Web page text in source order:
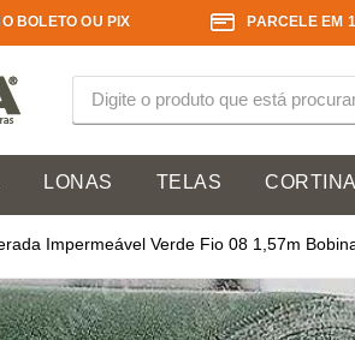
BOLETO OU PIX PARCELE EM
LONAS TELAS
Impermeável Verde Fio 08 1,57m